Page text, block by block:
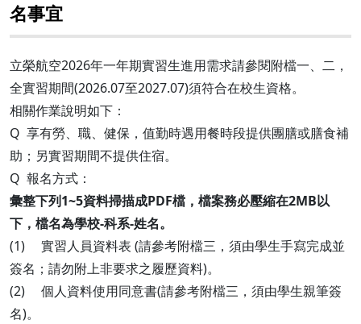
名事宜
立榮航空2026年一年期實習生進用需求請參閱附檔一、二，
全實習期間(2026.07至2027.07)須符合在校生資格。
相關作業說明如下：
Q 享有勞、職、健保，值勤時遇用餐時段提供團膳或膳食補
助；另實習期間不提供住宿。
Q 報名方式：
彙整下列1~5資料掃描成PDF檔，檔案務必壓縮在2MB以
下，檔名為學校-科系-姓名。
(1) 實習人員資料表 (請參考附檔三，須由學生手寫完成並
簽名；請勿附上非要求之履歷資料)。
(2) 個人資料使用同意書(請參考附檔三，須由學生親筆簽
名)。